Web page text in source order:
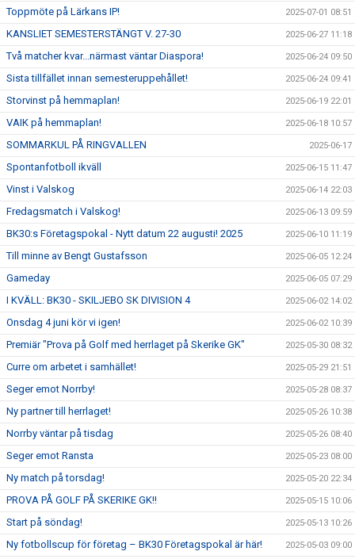
Toppmöte på Lärkans IP! 2025-07-01 08:51
KANSLIET SEMESTERSTÄNGT V. 27-30 2025-06-27 11:18
Två matcher kvar...närmast väntar Diaspora! 2025-06-24 09:50
Sista tillfället innan semesteruppehållet! 2025-06-24 09:41
Storvinst på hemmaplan! 2025-06-19 22:01
VAIK på hemmaplan! 2025-06-18 10:57
SOMMARKUL PÅ RINGVALLEN 2025-06-17
Spontanfotboll ikväll 2025-06-15 11:47
Vinst i Valskog 2025-06-14 22:03
Fredagsmatch i Valskog! 2025-06-13 09:59
BK30:s Företagspokal - Nytt datum 22 augusti! 2025 2025-06-10 11:19
Till minne av Bengt Gustafsson 2025-06-05 12:24
Gameday 2025-06-05 07:29
I KVÄLL: BK30 - SKILJEBO SK DIVISION 4 2025-06-02 14:02
Onsdag 4 juni kör vi igen! 2025-06-02 10:39
Premiär "Prova på Golf med herrlaget på Skerike GK" 2025-05-30 08:32
Curre om arbetet i samhället! 2025-05-29 21:51
Seger emot Norrby! 2025-05-28 08:37
Ny partner till herrlaget! 2025-05-26 10:38
Norrby väntar på tisdag 2025-05-26 08:40
Seger emot Ransta 2025-05-23 08:00
Ny match på torsdag! 2025-05-20 22:34
PROVA PÅ GOLF PÅ SKERIKE GK!! 2025-05-15 10:06
Start på söndag! 2025-05-13 10:26
Ny fotbollscup för företag – BK30 Företagspokal är här! 2025-05-03 09:00